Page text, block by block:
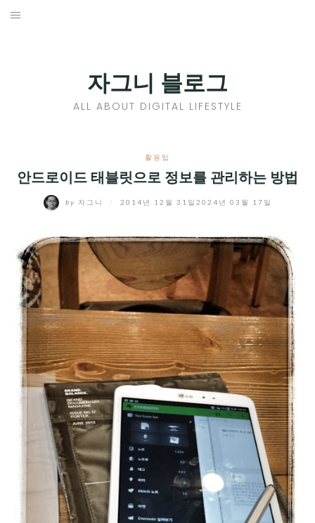
Skip
자그니 블로그
ALL ABOUT DIGITAL LIFESTYLE
활용팁
안드로이드 태블릿으로 정보를 관리하는 방법
by 자그니 2014년 12월 31일 2024년 03월 17일
CHILD
MENU
디지털트렌드
디지털라이프
CHILD
MENU
신제품
EXPAND
CHILD
MENU
제품리뷰
EXPAND
CHILD
MENU